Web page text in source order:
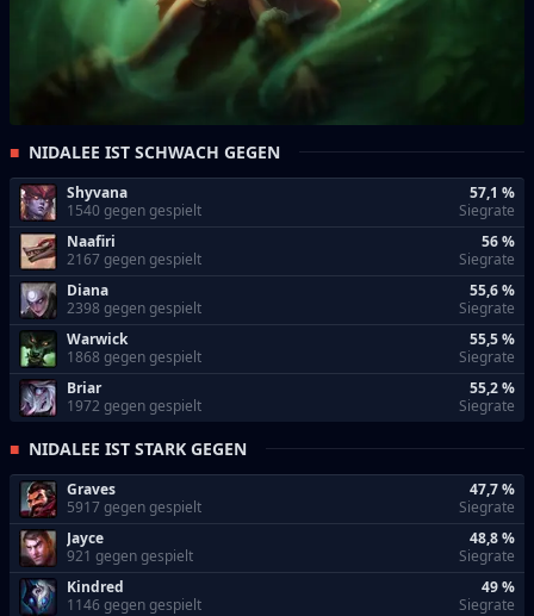
NIDALEE IST SCHWACH GEGEN
Shyvana
1540 gegen gespielt
57,1 %
Siegrate
Naafiri
2167 gegen gespielt
56 %
Siegrate
Diana
2398 gegen gespielt
55,6 %
Siegrate
Warwick
1868 gegen gespielt
55,5 %
Siegrate
Briar
1972 gegen gespielt
55,2 %
Siegrate
NIDALEE IST STARK GEGEN
Graves
5917 gegen gespielt
47,7 %
Siegrate
Jayce
921 gegen gespielt
48,8 %
Siegrate
Kindred
1146 gegen gespielt
49 %
Siegrate